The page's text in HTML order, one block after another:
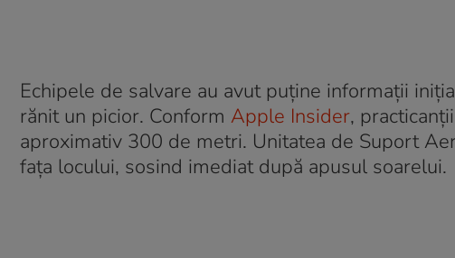
Echipele de salvare au avut puține informații
rănit un picior. Conform Apple Insider,
aproximativ 300 de metri. Unitatea de Suport
fața locului, sosind imediat după apusul soarelui.